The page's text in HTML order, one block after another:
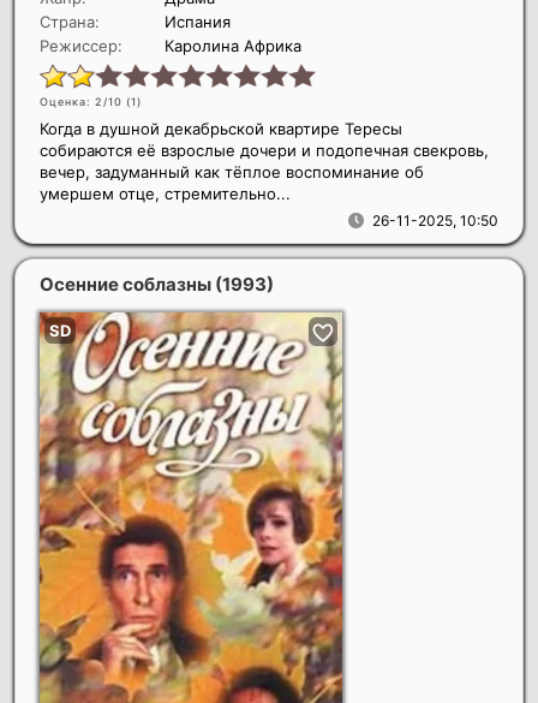
Страна:
Испания
Режиссер:
Каролина Африка
Оценка: 2/10 (1)
26-11-2025, 10:50
Когда в душной декабрьской квартире Тересы
собираются её взрослые дочери и подопечная свекровь,
вечер, задуманный как тёплое воспоминание об
умершем отце, стремительно...
Осенние соблазны (1993)